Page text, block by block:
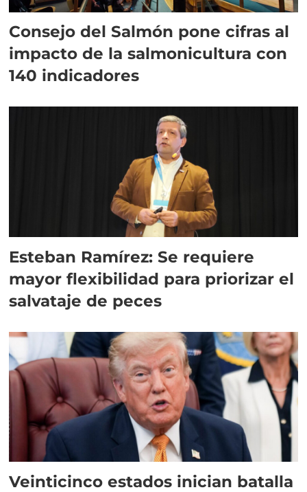
Consejo del Salmón pone cifras al
impacto de la salmonicultura con
140 indicadores
Esteban Ramírez: Se requiere
mayor flexibilidad para priorizar el
salvataje de peces
Veinticinco estados inician batalla